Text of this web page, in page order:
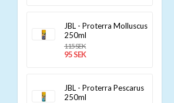
JBL - Proterra Molluscus
250ml
115 SEK
95 SEK
JBL - Proterra Pescarus
250ml